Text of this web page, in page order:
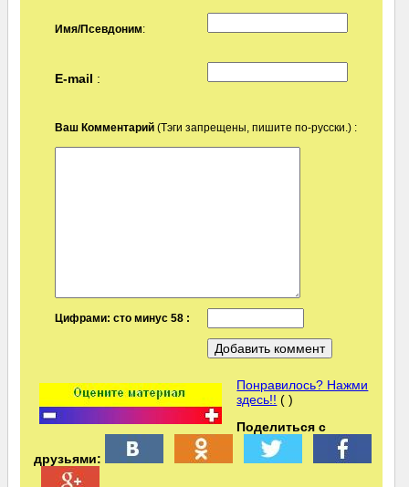
Имя/Псевдоним:
E-mail :
Ваш Комментарий (Тэги запрещены, пишите по-русски.) :
Цифрами: сто минус 58 :
Понравилось? Нажми
здесь!! ( )
Поделиться с
друзьями: